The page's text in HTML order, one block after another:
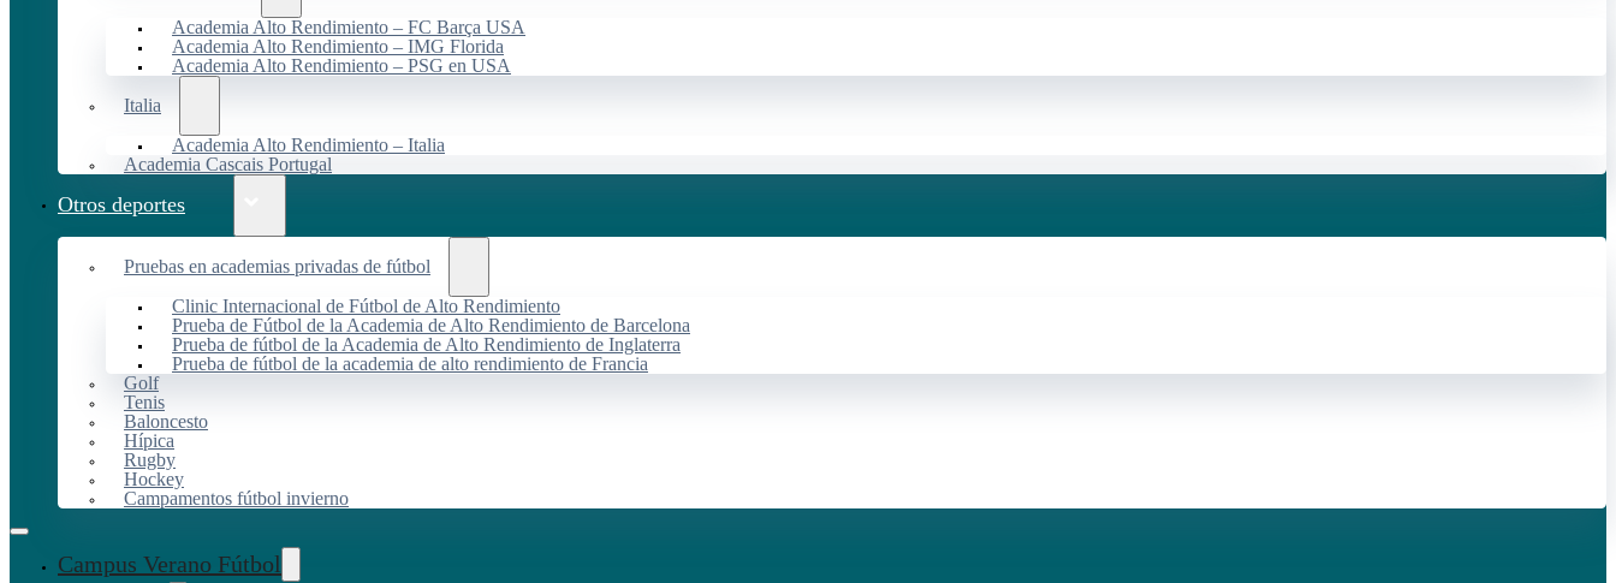
Academia Alto Rendimiento – FC Barça USA
Academia Alto Rendimiento – IMG Florida
Academia Alto Rendimiento – PSG en USA
Italia
Academia Alto Rendimiento – Italia
Academia Cascais Portugal
Otros deportes
Pruebas en academias privadas de fútbol
Clinic Internacional de Fútbol de Alto Rendimiento
Prueba de Fútbol de la Academia de Alto Rendimiento de Barcelona
Prueba de fútbol de la Academia de Alto Rendimiento de Inglaterra
Prueba de fútbol de la academia de alto rendimiento de Francia
Golf
Tenis
Baloncesto
Hípica
Rugby
Hockey
Campamentos fútbol invierno
Campus Verano Fútbol